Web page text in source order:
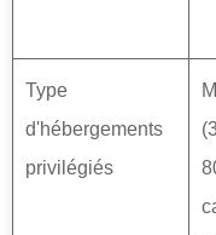
Type
d'hébergements
privilégiés